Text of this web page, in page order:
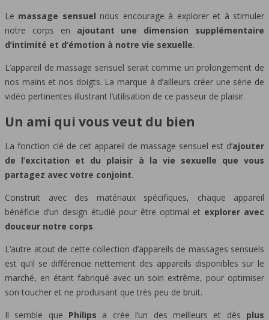
Le massage sensuel nous encourage à explorer et à stimuler
notre corps en ajoutant une dimension supplémentaire
d’intimité et d’émotion à notre vie sexuelle.
L’appareil de massage sensuel serait comme un prolongement de
nos mains et nos doigts. La marque à d’ailleurs créer une série de
vidéo pertinentes illustrant l’utilisation de ce passeur de plaisir.
Un ami qui vous veut du bien
La fonction clé de cet appareil de massage sensuel est d’ajouter
de l’excitation et du plaisir à la vie sexuelle que vous
partagez avec votre conjoint.
Construit avec des matériaux spécifiques, chaque appareil
bénéficie d’un design étudié pour être optimal et explorer avec
douceur notre corps.
L’autre atout de cette collection d’appareils de massages sensuels
est qu’il se différencie nettement des appareils disponibles sur le
marché, en étant fabriqué avec un soin extrême, pour optimiser
son toucher et ne produisant que très peu de bruit.
Il semble que Philips a crée l’un des meilleurs et dès plus